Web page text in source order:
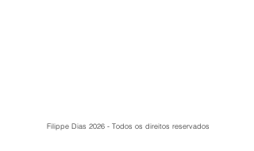
Filippe Dias 2026 - Todos os direitos reservados